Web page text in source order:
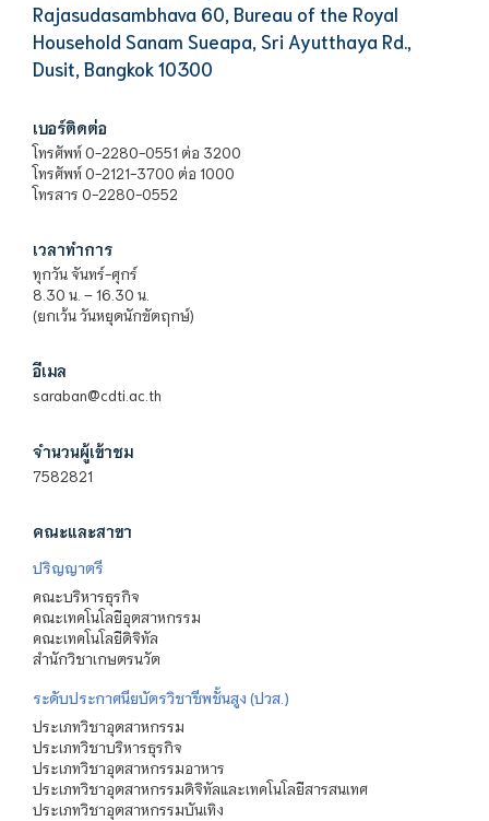
Rajasudasambhava 60, Bureau of the Royal
Household Sanam Sueapa, Sri Ayutthaya Rd.,
Dusit, Bangkok 10300
เบอร์ติดต่อ
โทรศัพท์ 0-2280-0551 ต่อ 3200
โทรศัพท์ 0-2121-3700 ต่อ 1000
โทรสาร 0-2280-0552
เวลาทำการ
ทุกวัน จันทร์-ศุกร์
8.30 น. – 16.30 น.
(ยกเว้น วันหยุดนักขัตฤกษ์)
อีเมล
saraban@cdti.ac.th
จำนวนผู้เข้าชม
7582821
คณะและสาขา
ปริญญาตรี
คณะบริหารธุรกิจ
คณะเทคโนโลยีอุตสาหกรรม
คณะเทคโนโลยีดิจิทัล
สำนักวิชาเกษตรนวัต
ระดับประกาศนียบัตรวิชาชีพชั้นสูง (ปวส.)
ประเภทวิชาอุตสาหกรรม
ประเภทวิชาบริหารธุรกิจ
ประเภทวิชาอุตสาหกรรมอาหาร
ประเภทวิชาอุตสาหกรรมดิจิทัลและเทคโนโลยีสารสนเทศ
ประเภทวิชาอุตสาหกรรมบันเทิง